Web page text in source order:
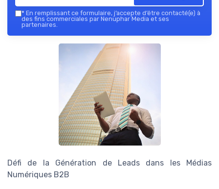
* En remplissant ce formulaire, j’accepte d’être contacté(e) à
des fins commerciales par Nenuphar Media et ses
partenaires.
Défi de la Génération de Leads dans les Médias
Numériques B2B